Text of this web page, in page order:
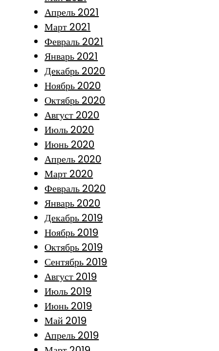
Апрель 2021
Март 2021
Февраль 2021
Январь 2021
Декабрь 2020
Ноябрь 2020
Октябрь 2020
Август 2020
Июль 2020
Июнь 2020
Апрель 2020
Март 2020
Февраль 2020
Январь 2020
Декабрь 2019
Ноябрь 2019
Октябрь 2019
Сентябрь 2019
Август 2019
Июль 2019
Июнь 2019
Май 2019
Апрель 2019